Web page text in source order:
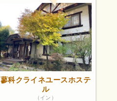
蓼科クライネユースホステ
ル
（イン）